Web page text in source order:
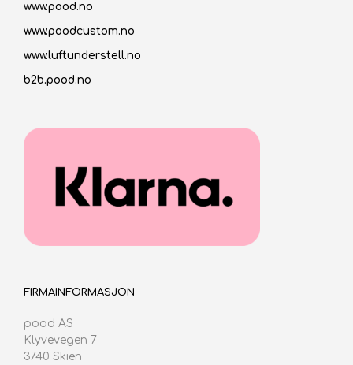
www.pood.no
www.poodcustom.no
www.luftunderstell.no
b2b.pood.no
FIRMAINFORMASJON
pood AS
Klyvevegen 7
3740 Skien